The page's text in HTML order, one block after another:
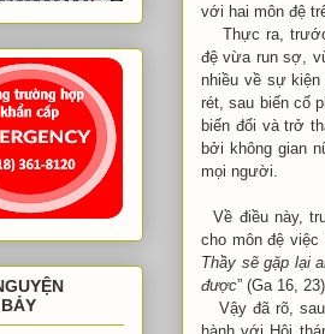
với hai môn đệ
Thực ra, trước
đệ vừa run sợ,
nhiều về sự
rét, sau biến cố
biến đổi và trở
bởi không gian
mọi người.
Về điều này,
cho môn đệ việc
Thầy sẽ gặp lại
được” (Ga 16, 23).
Vậy đã rõ,